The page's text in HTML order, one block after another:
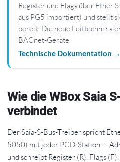
Register und Flags über Ether
aus PG5 importiert) und stellt
bereit: Die neue Leittechnik
BACnet-Geräte.
Technische Dokumentation →
Wie die WBox Saia
verbindet
Der Saia-S-Bus-Treiber spricht
5050) mit jeder PCD-Station —
und schreibt Register (R), Flags